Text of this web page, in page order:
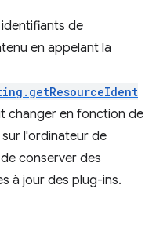
de
en appelant la
changer en fonction de
l'ordinateur de
conserver des
à jour des plug-ins.